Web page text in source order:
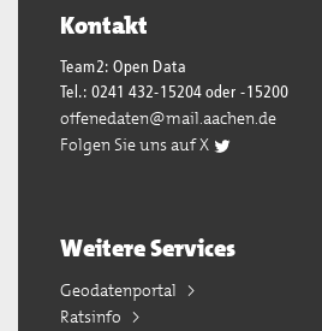
Kontakt
Team2: Open Data
Tel.: 0241 432-15204 oder -15200
offenedaten@mail.aachen.de
Folgen Sie uns auf X
Weitere Services
Geodatenportal
Ratsinfo